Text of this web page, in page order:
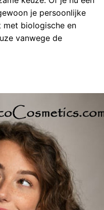
je persoonlijke
met biologische en
vanwege de